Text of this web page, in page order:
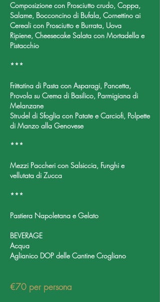
Composizione con Prosciutto crudo, Coppa,
Salame, Bocconcino di Bufala, Cornettino ai
Cereali con Prosciutto e Burrata, Uova
Ripiene, Cheesecake Salata con Mortadella e
Pistacchio
***
Frittatina di Pasta con Asparagi, Pancetta,
Provola su Crema di Basilico, Parmigiana di
Melanzane
Strudel di Sfoglia con Patate e Carciofi, Polpette
di Manzo alla Genovese
***
Mezzi Paccheri con Salsiccia, Funghi e
vellutata di Zucca
***
Pastiera Napoletana e Gelato
BEVERAGE
Acqua
Aglianico DOP delle Cantine Crogliano
€70 per persona